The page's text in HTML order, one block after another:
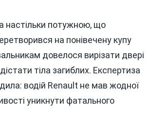
настільки потужною, що
на понівечену купу
довелося вирізати двері
тіла загиблих. Експертиза
водій Renault не мав жодної
уникнути фатального